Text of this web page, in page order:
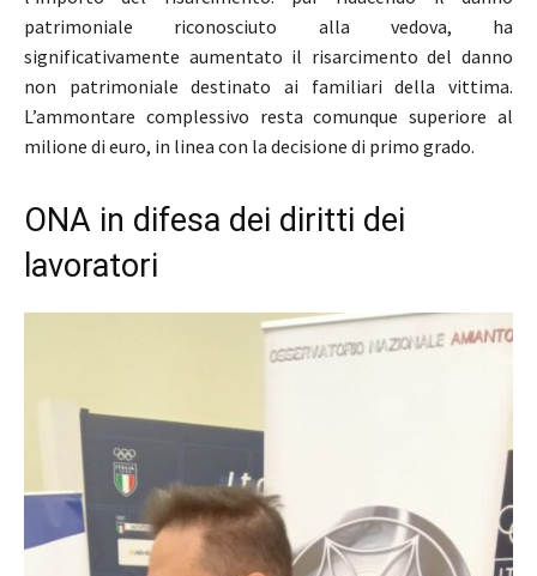
patrimoniale riconosciuto alla vedova, ha
significativamente aumentato il risarcimento del danno
non patrimoniale destinato ai familiari della vittima.
L’ammontare complessivo resta comunque superiore al
milione di euro, in linea con la decisione di primo grado.
ONA in difesa dei diritti dei
lavoratori